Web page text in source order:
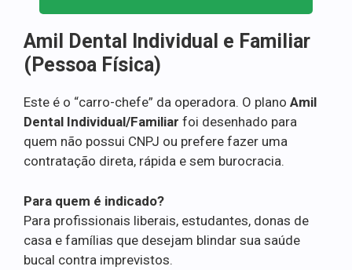
Amil Dental Individual e Familiar
(Pessoa Física)
Este é o “carro-chefe” da operadora. O plano Amil
Dental Individual/Familiar foi desenhado para
quem não possui CNPJ ou prefere fazer uma
contratação direta, rápida e sem burocracia.
Para quem é indicado?
Para profissionais liberais, estudantes, donas de
casa e famílias que desejam blindar sua saúde
bucal contra imprevistos.